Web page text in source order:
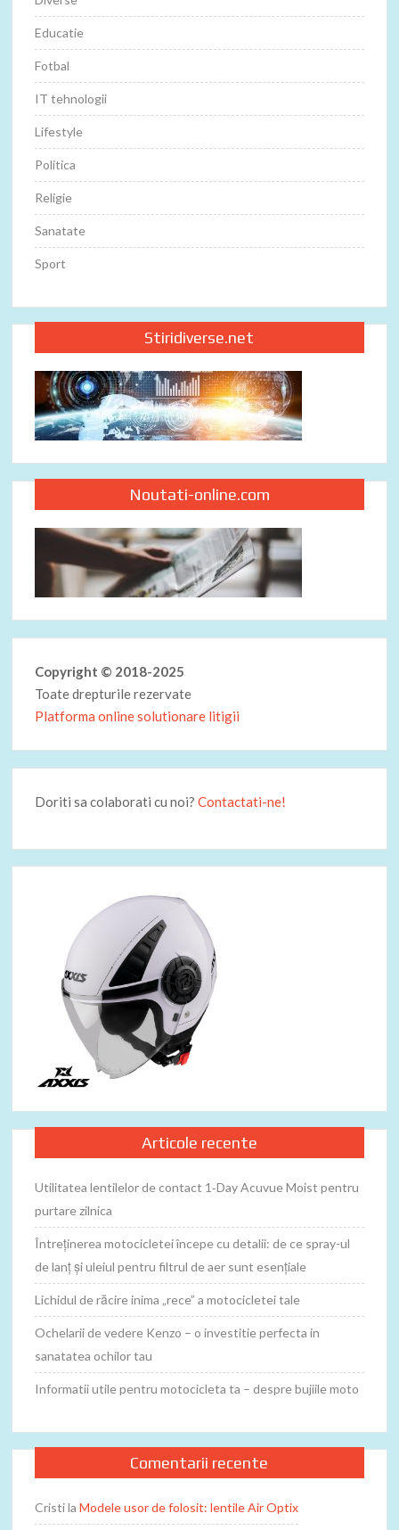
Educatie
Fotbal
IT tehnologii
Lifestyle
Politica
Religie
Sanatate
Sport
Stiridiverse.net
Noutati-online.com
Copyright © 2018-2025
Toate drepturile rezervate
Platforma online solutionare litigii
Doriti sa colaborati cu noi?Contactati-ne!
Articole recente
Utilitatea lentilelor de contact 1‑Day Acuvue Moist pentru
purtare zilnica
Întreținerea motocicletei începe cu detalii: de ce spray-ul
de lanț și uleiul pentru filtrul de aer sunt esențiale
Lichidul de răcire inima „rece” a motocicletei tale
Ochelarii de vedere Kenzo – o investitie perfecta in
sanatatea ochilor tau
Informatii utile pentru motocicleta ta – despre bujiile moto
Comentarii recente
CristilaModele usor de folosit: lentile Air Optix